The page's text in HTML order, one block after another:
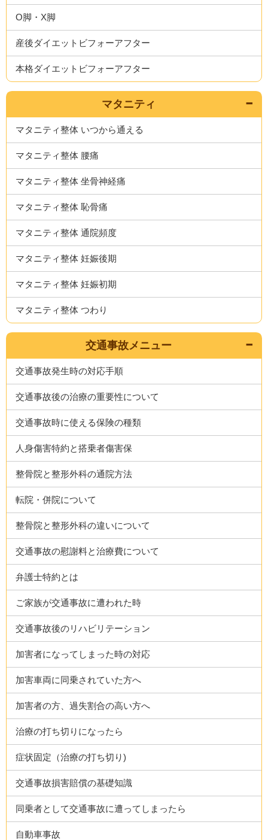
O脚・X脚
産後ダイエットビフォーアフター
本格ダイエットビフォーアフター
マタニティ
マタニティ整体 いつから通える
マタニティ整体 腰痛
マタニティ整体 坐骨神経痛
マタニティ整体 恥骨痛
マタニティ整体 通院頻度
マタニティ整体 妊娠後期
マタニティ整体 妊娠初期
マタニティ整体 つわり
交通事故メニュー
交通事故発生時の対応手順
交通事故後の治療の重要性について
交通事故時に使える保険の種類
人身傷害特約と搭乗者傷害保
整骨院と整形外科の通院方法
転院・併院について
整骨院と整形外科の違いについて
交通事故の慰謝料と治療費について
弁護士特約とは
ご家族が交通事故に遭われた時
交通事故後のリハビリテーション
加害者になってしまった時の対応
加害車両に同乗されていた方へ
加害者の方、過失割合の高い方へ
治療の打ち切りになったら
症状固定（治療の打ち切り)
交通事故損害賠償の基礎知識
同乗者として交通事故に遭ってしまったら
自動車事故